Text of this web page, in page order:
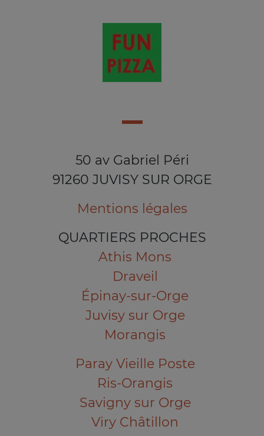
50 av Gabriel Péri
91260 JUVISY SUR ORGE
Mentions légales
QUARTIERS PROCHES
Athis Mons
Draveil
Épinay-sur-Orge
Juvisy sur Orge
Morangis
Paray Vieille Poste
Ris-Orangis
Savigny sur Orge
Viry Châtillon